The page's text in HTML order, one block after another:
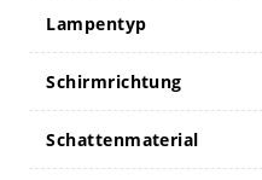
Lampentyp
Schirmrichtung
Schattenmaterial